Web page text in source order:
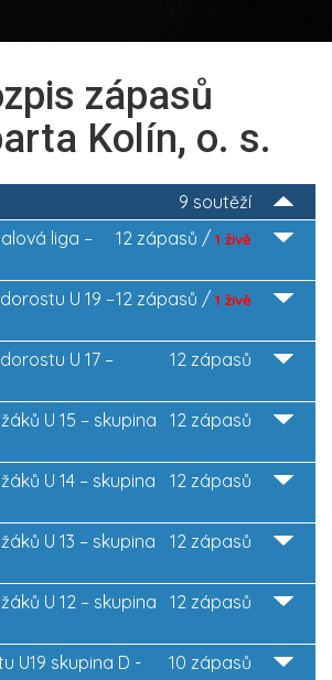
zápasů
Kolín, o. s.
9 soutěží
12 zápasů / 1 živě
liga –
12 zápasů / 1 živě
U 19 –
12 zápasů
U 17 –
12 zápasů
U 15 – skupina
12 zápasů
U 14 – skupina
12 zápasů
U 13 – skupina
12 zápasů
U 12 – skupina
10 zápasů
U19 skupina D -